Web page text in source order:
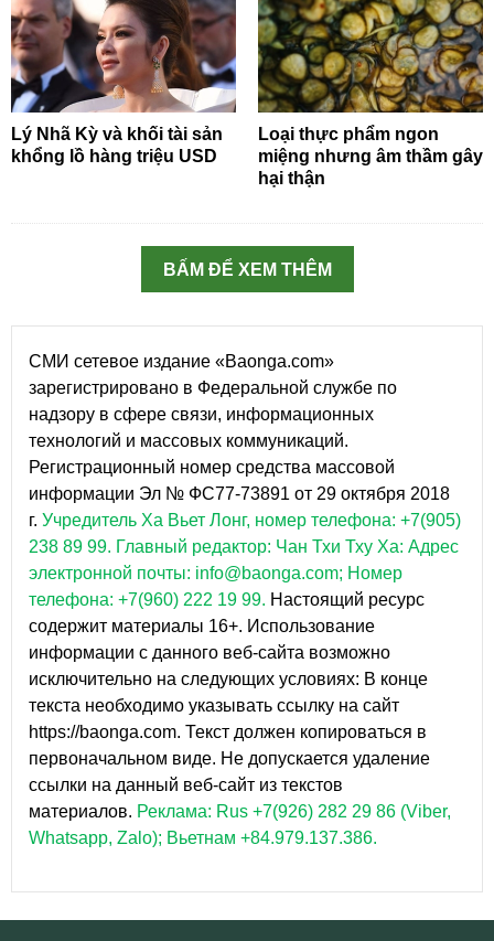
Lý Nhã Kỳ và khối tài sản
khổng lồ hàng triệu USD
Loại thực phẩm ngon
miệng nhưng âm thầm gây
hại thận
BẤM ĐỂ XEM THÊM
СМИ сетевое издание «Baonga.com»
зарегистрировано в Федеральной службе по
надзору в сфере связи, информационных
технологий и массовых коммуникаций.
Регистрационный номер средства массовой
информации Эл № ФС77-73891 от 29 октября 2018
г. Учредитель Ха Вьет Лонг, номер телефона: +7(905)
238 89 99. Главный редактор: Чан Тхи Тху Ха: Адрес
электронной почты: info@baonga.com; Номер
телефона: +7(960) 222 19 99. Настоящий ресурс
содержит материалы 16+. Использование
информации с данного веб-сайта возможно
исключительно на следующих условиях: В конце
текста необходимо указывать ссылку на сайт
https://baonga.com. Текст должен копироваться в
первоначальном виде. Не допускается удаление
ссылки на данный веб-сайт из текстов
материалов. Реклама: Rus +7(926) 282 29 86 (Viber,
Whatsapp, Zalo); Вьетнам +84.979.137.386.